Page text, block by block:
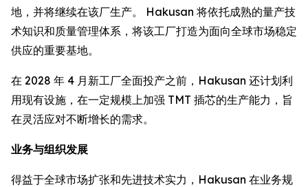
地，并将继续在该厂生产。 Hakusan 将依托成熟的量产技
术知识和质量管理体系，将该工厂打造为面向全球市场稳定
供应的重要基地。
在 2028 年 4 月新工厂全面投产之前，Hakusan 还计划利
用现有设施，在一定规模上加强 TMT 插芯的生产能力，旨
在灵活应对不断增长的需求。
业务与组织发展
得益于全球市场扩张和先进技术实力，Hakusan 在业务规